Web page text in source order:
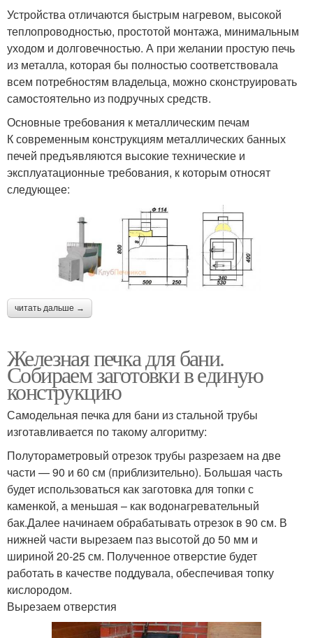
Устройства отличаются быстрым нагревом, высокой
теплопроводностью, простотой монтажа, минимальным
уходом и долговечностью. А при желании простую печь
из металла, которая бы полностью соответствовала
всем потребностям владельца, можно сконструировать
самостоятельно из подручных средств.
Основные требования к металлическим печам
К современным конструкциям металлических банных
печей предъявляются высокие технические и
эксплуатационные требования, к которым относят
следующее:
читать дальше →
Железная печка для бани.
Собираем заготовки в единую
конструкцию
Самодельная печка для бани из стальной трубы
изготавливается по такому алгоритму:
Полутораметровый отрезок трубы разрезаем на две
части — 90 и 60 см (приблизительно). Большая часть
будет использоваться как заготовка для топки с
каменкой, а меньшая – как водонагревательный
бак.Далее начинаем обрабатывать отрезок в 90 см. В
нижней части вырезаем паз высотой до 50 мм и
шириной 20-25 см. Полученное отверстие будет
работать в качестве поддувала, обеспечивая топку
кислородом.
Вырезаем отверстия